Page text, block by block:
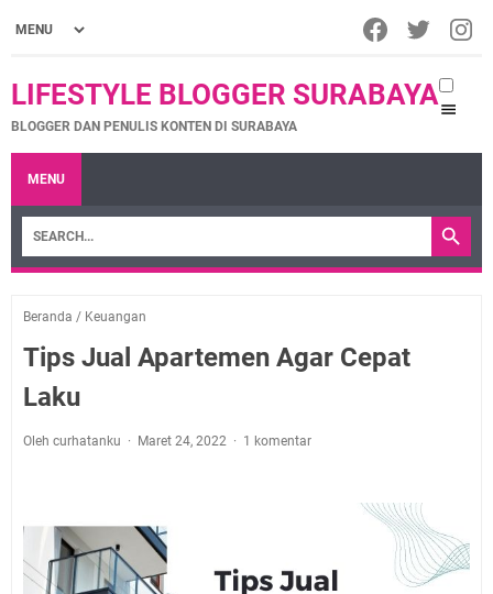
LIFESTYLE BLOGGER SURABAYA
BLOGGER DAN PENULIS KONTEN DI SURABAYA
MENU
Beranda / Keuangan
Tips Jual Apartemen Agar Cepat
Laku
Oleh curhatanku Maret 24, 2022 1 komentar